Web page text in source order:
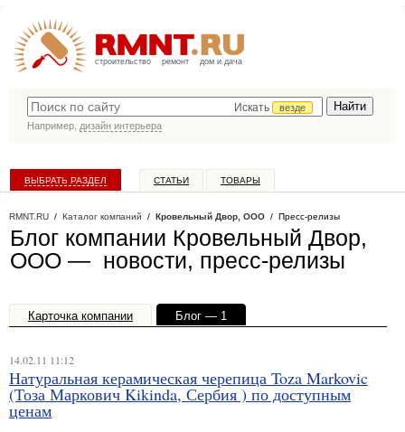
строительство ремонт дом и дача
Искать
везде
Например, дизайн интерьера
ВЫБРАТЬ РАЗДЕЛ СТАТЬИ ТОВАРЫ
RMNT.RU / Каталог компаний / Кровельный Двор, ООО / Пресс-релизы
Блог компании Кровельный Двор,
ООО — новости, пресс-релизы
Карточка компании
Блог — 1
14.02.11 11:12
Натуральная керамическая черепица Toza Markovic
(Тоза Маркович Kikinda, Сербия ) по доступным
ценам